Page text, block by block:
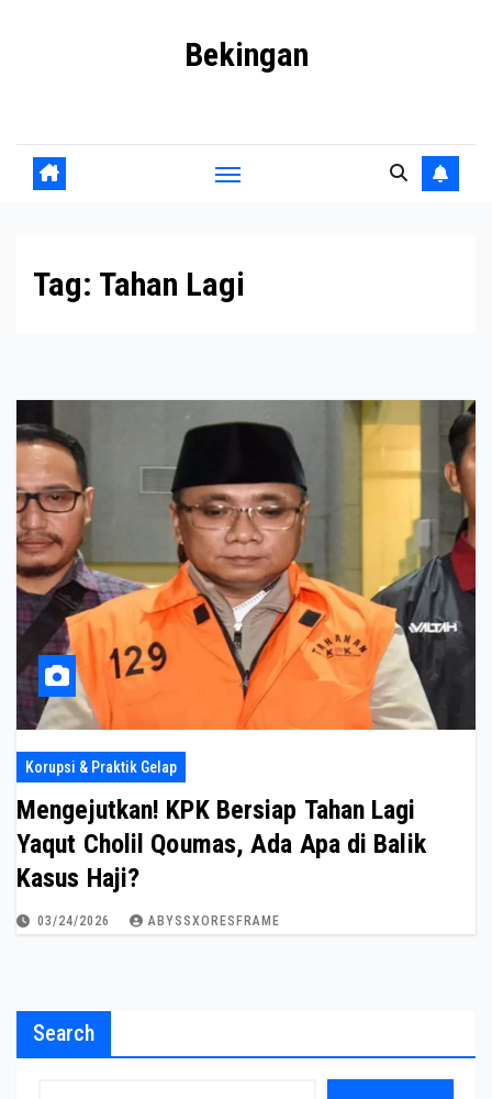
Bekingan
Tag: Tahan Lagi
Korupsi & Praktik Gelap
Mengejutkan! KPK Bersiap Tahan Lagi
Yaqut Cholil Qoumas, Ada Apa di Balik
Kasus Haji?
03/24/2026 ABYSSXORESFRAME
Search